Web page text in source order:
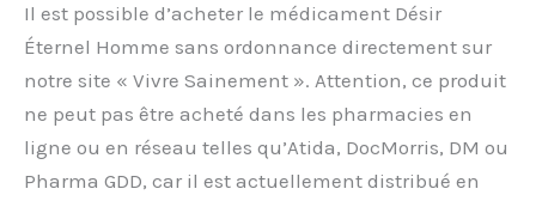
Il est possible d’acheter le médicament Désir
Éternel Homme sans ordonnance directement sur
notre site « Vivre Sainement ». Attention, ce produit
ne peut pas être acheté dans les pharmacies en
ligne ou en réseau telles qu’Atida, DocMorris, DM ou
Pharma GDD, car il est actuellement distribué en